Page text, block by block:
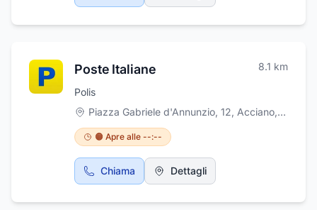
Poste Italiane 8.1 km
Polis
Piazza Gabriele d'Annunzio, 12, Acciano, Acciano
🟠 Apre alle --:--
Chiama Dettagli